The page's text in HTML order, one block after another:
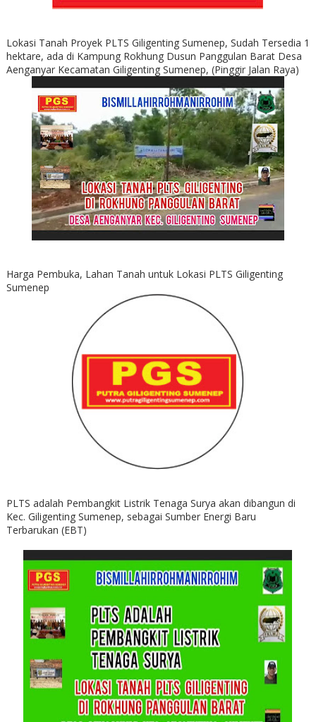
Lokasi Tanah Proyek PLTS Giligenting Sumenep, Sudah Tersedia 1
hektare, ada di Kampung Rokhung Dusun Panggulan Barat Desa
Aenganyar Kecamatan Giligenting Sumenep, (Pinggir Jalan Raya)
Harga Pembuka, Lahan Tanah untuk Lokasi PLTS Giligenting
Sumenep
PLTS adalah Pembangkit Listrik Tenaga Surya akan dibangun di
Kec. Giligenting Sumenep, sebagai Sumber Energi Baru
Terbarukan (EBT)